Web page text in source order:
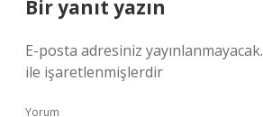
Bir yanıt yazın
E-posta adresiniz yayınlanmayacak.
ile işaretlenmişlerdir
Yorum